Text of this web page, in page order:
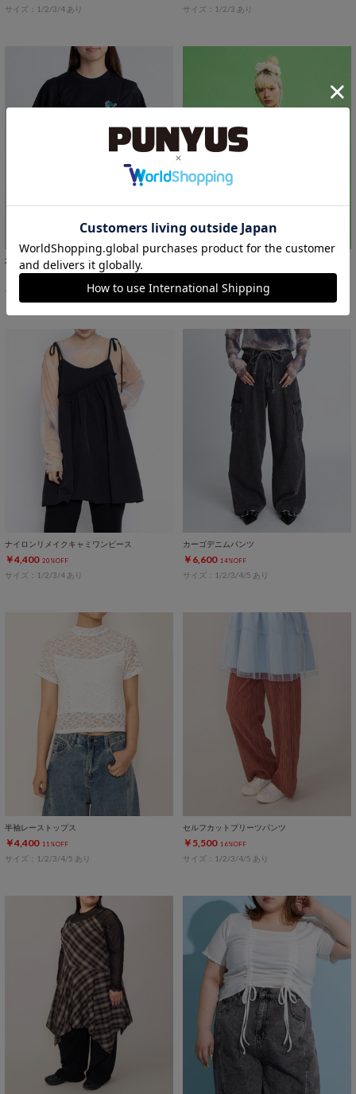
サイズ：1/2/3/4 あり サイズ：1/2/3 あり
2WAYレースキャミチュニック
￥4,950
サイズ：1/2/3 あり
￥2,000
サイズ：1 あり
ナイロンリメイクキャミワンピース
￥4,400 20%OFF
サイズ：1/2/3/4 あり
カーゴデニムパンツ
￥6,600 14%OFF
サイズ：1/2/3/4/5 あり
半袖レーストップス
￥4,400 11%OFF
サイズ：1/2/3/4/5 あり
セルフカットプリーツパンツ
￥5,500 16%OFF
サイズ：1/2/3/4/5 あり